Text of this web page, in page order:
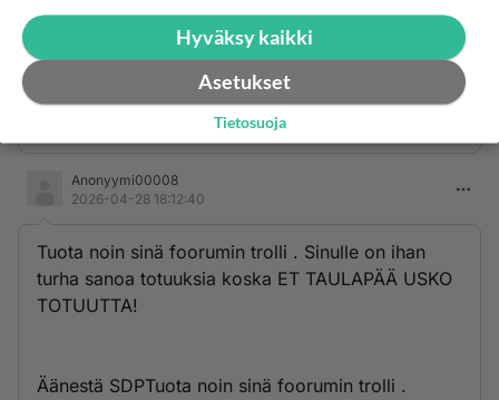
kauppias tai jokin asennus kauppias
Anonyymi00008
2026-04-28 18:12:40
Tuota noin sinä foorumin trolli . Sinulle on ihan
turha sanoa totuuksia koska ET TAULAPÄÄ USKO
TOTUUTTA!
Äänestä SDPTuota noin sinä foorumin trolli .
Hyväksy kaikki
Asetukset
Tietosuoja